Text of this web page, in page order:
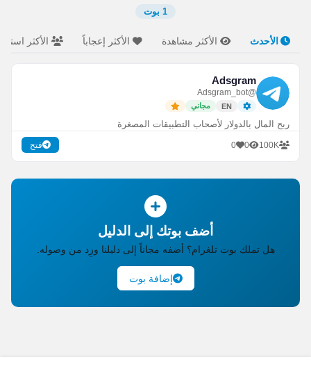
1 بوت
الأحدث الأكثر مشاهدة الأكثر إعجاباً الأكثر
Adsgram
@Adsgram_bot
EN مجاني
ربح المال بالدولار لأصحاب التطبيقات المصغرة
100K
0
0 فتح
أضف بوتك إلى الدليل
هل تملك بوت تلغرام؟ أضفه مجاناً إلى دليلنا وزِد من وصوله.
إضافة بوت